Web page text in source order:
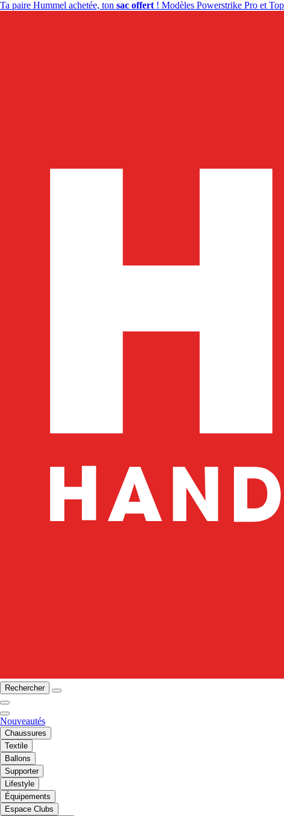
Ta paire Hummel achetée, ton sac offert ! Modèles Powerstrike Pro et
Rechercher
Nouveautés
Chaussures
Textile
Ballons
Supporter
Lifestyle
Équipements
Espace Clubs